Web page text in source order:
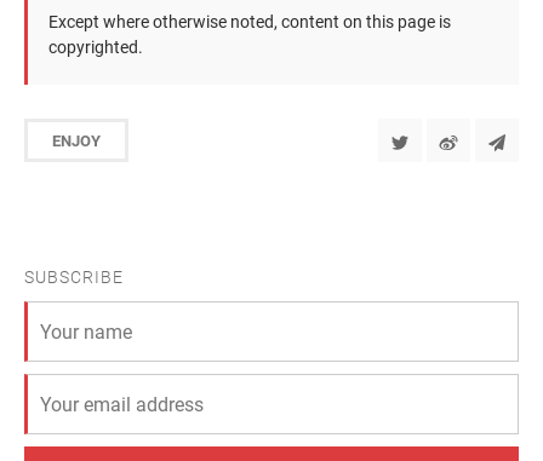
Except where otherwise noted, content on this page is
copyrighted.
ENJOY
SUBSCRIBE